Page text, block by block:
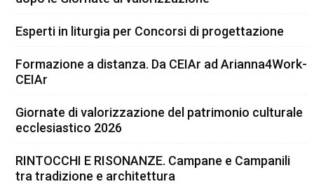
Esperti in liturgia per Concorsi di progettazione
Formazione a distanza. Da CEIAr ad Arianna4Work-
CEIAr
Giornate di valorizzazione del patrimonio culturale
ecclesiastico 2026
RINTOCCHI E RISONANZE. Campane e Campanili
tra tradizione e architettura